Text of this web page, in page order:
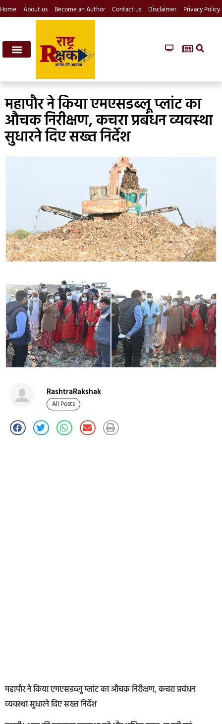
Home About us Become an Author Contact us Disclaimer Privacy Policy
महापौर ने किया एमएसडब्लू प्लांट का
औचक निरीक्षण, कचरा प्रबंधन व्यवस्था
सुधारने दिए सख्त निर्देश
RashtraRakshak
All Posts
महापौर ने किया एमएसडब्लू प्लांट का औचक निरीक्षण, कचरा प्रबंधन
व्यवस्था सुधारने दिए सख्त निर्देश